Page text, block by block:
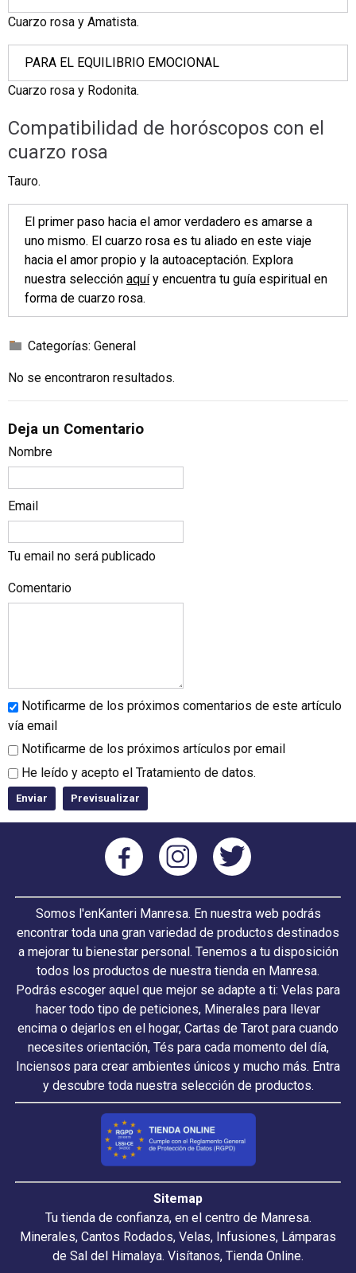
Cuarzo rosa y Amatista.
PARA EL EQUILIBRIO EMOCIONAL
Cuarzo rosa y Rodonita.
Compatibilidad de horóscopos con el
cuarzo rosa
Tauro.
El primer paso hacia el amor verdadero es amarse a
uno mismo. El cuarzo rosa es tu aliado en este viaje
hacia el amor propio y la autoaceptación. Explora
nuestra selección aquíy encuentra tu guía espiritual en
forma de cuarzo rosa.
Categorías: General
No se encontraron resultados.
Deja un Comentario
Nombre
Email
Tu email no será publicado
Comentario
Notificarme de los próximos comentarios de este artículo
vía email
Notificarme de los próximos artículos por email
He leído y acepto el Tratamiento de datos.
Somos l'enKanteri Manresa. En nuestra web podrás
encontrar toda una gran variedad de productos destinados
a mejorar tu bienestar personal. Tenemos a tu disposición
todos los productos de nuestra tienda en Manresa.
Podrás escoger aquel que mejor se adapte a ti: Velas para
hacer todo tipo de peticiones, Minerales para llevar
encima o dejarlos en el hogar, Cartas de Tarot para cuando
necesites orientación, Tés para cada momento del día,
Inciensos para crear ambientes únicos y mucho más. Entra
y descubre toda nuestra selección de productos.
Sitemap
Tu tienda de confianza, en el centro de Manresa.
Minerales, Cantos Rodados, Velas, Infusiones, Lámparas
de Sal del Himalaya. Visítanos, Tienda Online.